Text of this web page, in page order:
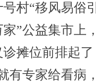
村“移风易俗
”公益集市上
摊位前排起了
有专家给看病